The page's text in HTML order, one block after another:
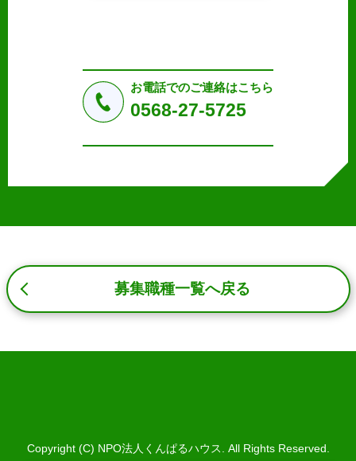
a.応募者等からのお問い合わせに対応・管理するため
b.本ウェブサイトにおけるサービスの提供・運用のため
3. プライバシー尊重
4. 法令等の遵守
応募者等の個人情報の取得、利用その他一切の取り扱いに
令、及び本プライバシーポリシーを遵守します。
本ウェブサイトでは、一部のコンテンツにおいてCookieを
お電話でのご連絡はこちら
0568-27-5725
募集職種一覧へ戻る
Copyright (C) NPO法人くんぱるハウス. All Rights Reserved.